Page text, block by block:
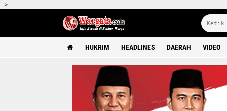
-->
HUKRIM HEADLINES DAERAH VIDEO